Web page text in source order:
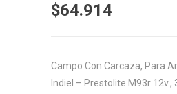
$64.914
Campo Con Carcaza, Para
Indiel – Prestolite M93r 12v.,